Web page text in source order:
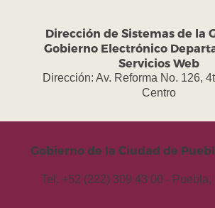
Dirección de Sistemas de la
Gobierno Electrónico
Servicios Web
Dirección: Av. Reforma No. 126,
Centro
Gobierno de la Ciudad de
Tel. +52 (222) 309 43 00 - Puebla,